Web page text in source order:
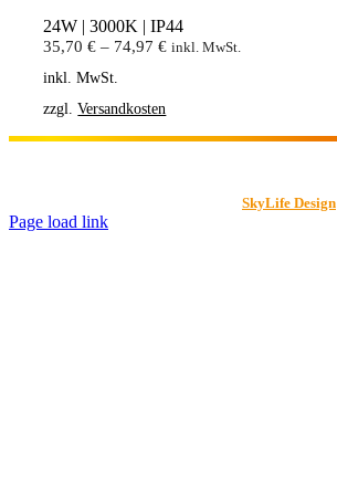
24W | 3000K | IP44
35,70€ – 74,97€ inkl. MwSt.
inkl. MwSt.
zzgl.Versandkosten
SkyLife Design
Page load link